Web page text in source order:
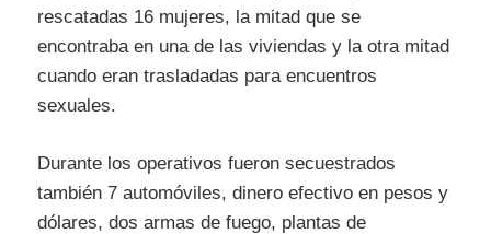
rescatadas 16 mujeres, la mitad que se
encontraba en una de las viviendas y la otra mitad
cuando eran trasladadas para encuentros
sexuales.
Durante los operativos fueron secuestrados
también 7 automóviles, dinero efectivo en pesos y
dólares, dos armas de fuego, plantas de